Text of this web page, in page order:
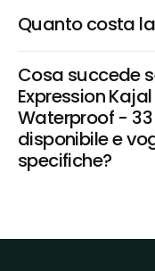
Quanto costa
Cosa succede
Expression
Waterproof - 33
disponibile e
specifiche?